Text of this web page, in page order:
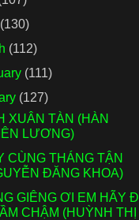
(130)
(112)
(111)
(127)
XUÂN TÀN (HÀN
LƯƠNG)
CÙNG THÁNG TẬN
ĐĂNG KHOA)
GIÊNG ƠI EM HÃY ĐI
CHẬM (HUỲNH THỊ